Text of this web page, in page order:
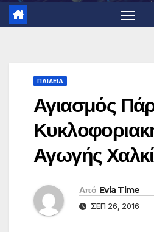
ΠΑΙΔΕΙΑ
Αγιασμός
Αγωγής
Από Evia Time
ΣΕΠ 26, 2016